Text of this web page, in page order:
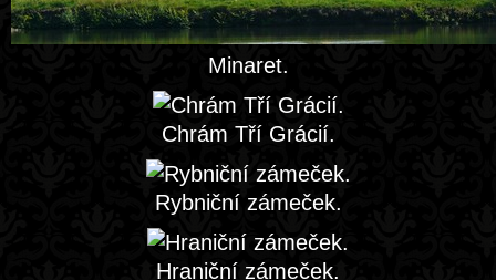
Minaret.
Chrám Tří Grácií.
Rybniční zámeček.
Hraniční zámeček.